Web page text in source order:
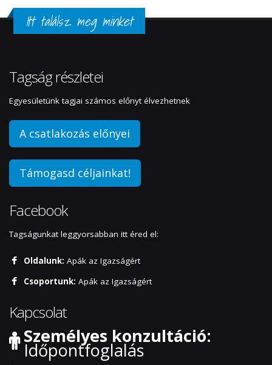
Itt találsz meg minket
Tagság részletei
Egyesületünk tagjai számos előnyt élvezhetnek
A csatlakozás előnyei
Támogasd céljainkat!
Facebook
Tagságunkat leggyorsabban itt éred el:
Oldalunk: Apák az Igazságért
Csoportunk: Apák az Igazságért
Kapcsolat
Személyes konzultáció:
Időpontfoglalás